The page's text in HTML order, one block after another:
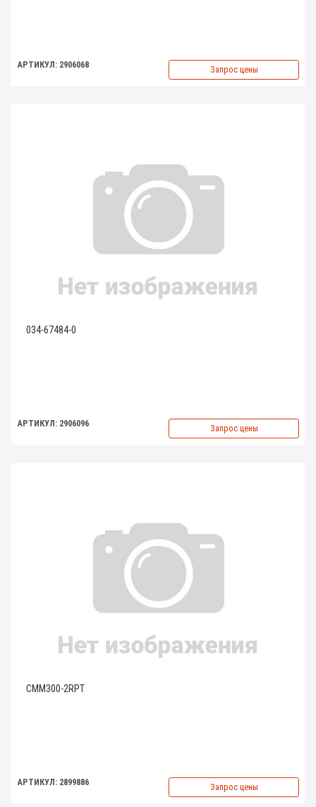
АРТИКУЛ: 2906068 Запрос цены
034-67484-0
АРТИКУЛ: 2906096 Запрос цены
CMM300-2RPT
АРТИКУЛ: 2899886 Запрос цены